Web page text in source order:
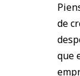
de
que